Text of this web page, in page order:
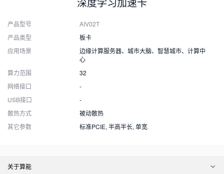
产品型号
AIV02T
产品类型
板卡
应用场景
边缘计算服务器、城市大脑、智慧城市、计算中
心
算力范围
32
网络接口
-
USB接口
-
散热方式
被动散热
其它参数
标准PCIE, 半高半长, 单宽
关于算能